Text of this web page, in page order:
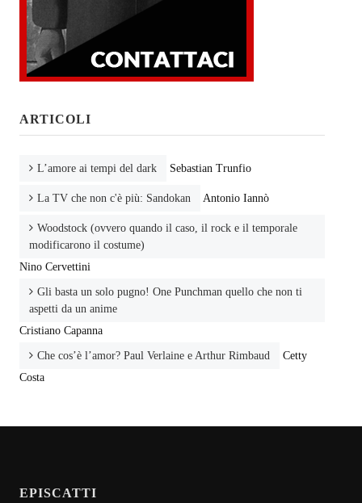
ARTICOLI
L’amore ai tempi del dark Sebastian Trunfio
La TV che non c'è più: Sandokan Antonio Iannò
Woodstock (ovvero quando il caso, il rock e il temporale
modificarono il costume)
Nino Cervettini
Gli basta un solo pugno! One Punchman quello che non ti
aspetti da un anime
Cristiano Capanna
Che cos’è l’amor? Paul Verlaine e Arthur Rimbaud
Cetty
Costa
EPISCATTI